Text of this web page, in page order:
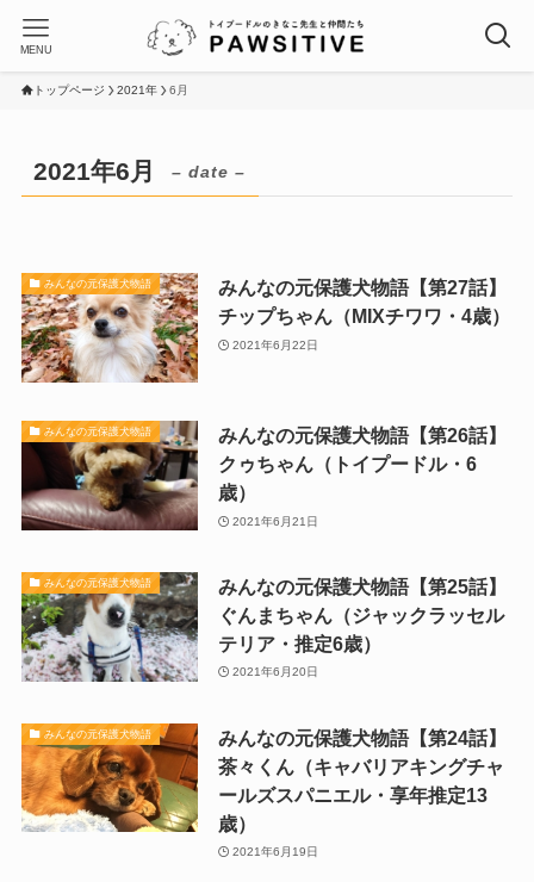
MENU
トップページ 2021年 6月
2021年6月 – date –
みんなの元保護犬物語
みんなの元保護犬物語【第27話】
チップちゃん（MIXチワワ・4歳）
2021年6月22日
みんなの元保護犬物語
みんなの元保護犬物語【第26話】
クゥちゃん（トイプードル・6
歳）
2021年6月21日
みんなの元保護犬物語
みんなの元保護犬物語【第25話】
ぐんまちゃん（ジャックラッセル
テリア・推定6歳）
2021年6月20日
みんなの元保護犬物語
みんなの元保護犬物語【第24話】
茶々くん（キャバリアキングチャ
ールズスパニエル・享年推定13
歳）
2021年6月19日